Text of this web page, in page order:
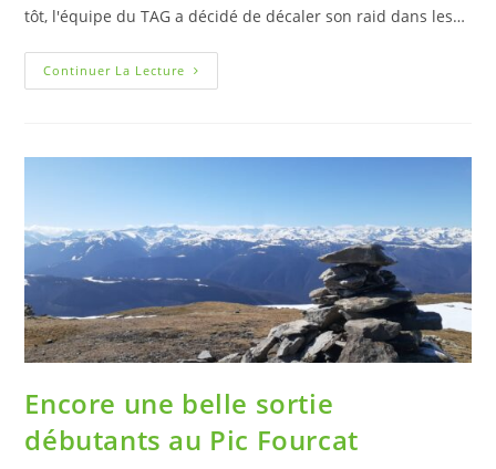
tôt, l'équipe du TAG a décidé de décaler son raid dans les…
Continuer La Lecture
Encore une belle sortie
débutants au Pic Fourcat